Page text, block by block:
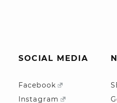
SOCIAL MEDIA
Facebook
Instagram